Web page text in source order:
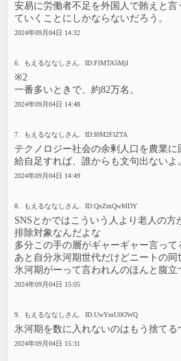
安易に労働者不足を外国人で賄えと
ていくことにしかならないだろう。
2024年09月04日 14:32
6. もえるななしさん. ID:FlMTA5MjI
※2
一番多いときで、約82万名。
2024年09月04日 14:48
7. もえるななしさん. ID:I0M2FlZTA
テクノロジー社会の余剰人口を農業に
給自足すれば、誰からも文句出ないよ
2024年09月04日 14:49
8. もえるななしさん. ID:QxZmQwMDY
SNSとかではこういう人より老人の方
排除対象なんだよな
多分この手の層がギャーギャー言って
あと自分氷河期世代だけどニートの同
氷河期がーって言われんのほんと腹立
2024年09月04日 15:05
9. もえるななしさん. ID:UwYmU0OWQ
氷河期を数に入れないのはもう捨てる
2024年09月04日 15:31